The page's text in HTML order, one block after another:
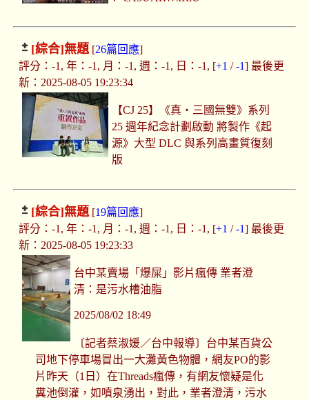
[綜合]無題[26篇回應]
評分：-1, 年：-1, 月：-1, 週：-1, 日：-1, [+1 /-1] 最後更
新：2025-08-05 19:23:34
【CJ 25】《真‧三國無雙》系列
25 週年紀念計劃啟動 將製作《起
源》大型 DLC 與系列高畫質復刻
版
[綜合]無題[19篇回應]
評分：-1, 年：-1, 月：-1, 週：-1, 日：-1, [+1 /-1] 最後更
新：2025-08-05 19:23:33
台中某賣場「爆屎」影片瘋傳 業者澄
清：是污水槽油脂
2025/08/02 18:49
〔記者蔡淑媛／台中報導〕台中某百貨公
司地下停車場冒出一大灘黃色物體，網友PO的影
片昨天（1日）在Threads瘋傳，有網友懷疑是化
糞池倒灌，如噴泉湧出，對此，業者澄清，污水